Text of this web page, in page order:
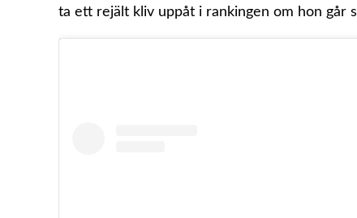
ta ett rejält kliv uppåt i rankingen om hon går